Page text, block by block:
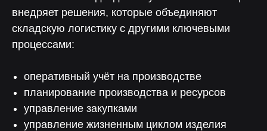
внедряет решения, которые объединяют
складскую логистику с другими ключевыми
процессами:
оперативный учёт на производстве
планирование производства и ресурсов
управление закупками
управление жизненным циклом изделия
Менеджер
и запуском коммуникаций